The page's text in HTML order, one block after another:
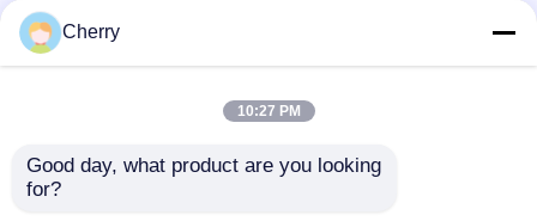
Cherry
10:27 PM
Good day, what product are you looking
for?